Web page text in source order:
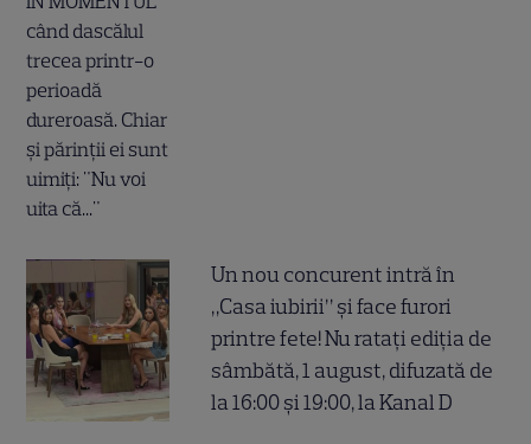
Un nou concurent intră în
„Casa iubirii” și face furori
printre fete! Nu ratați ediția de
sâmbătă, 1 august, difuzată de
la 16:00 și 19:00, la Kanal D